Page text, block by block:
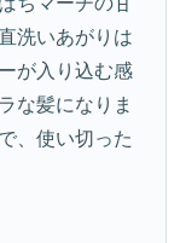
洗いあがりは
が入り込む感
な髪になりま
、使い切った